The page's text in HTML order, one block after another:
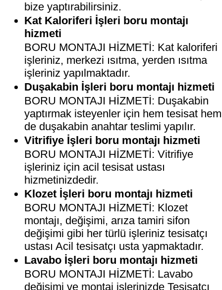
bize yaptırabilirsiniz.
Kat Kaloriferi İşleri boru montajı
hizmeti
BORU MONTAJI HİZMETİ: Kat kaloriferi
işleriniz, merkezi ısıtma, yerden ısıtma
işleriniz yapılmaktadır.
Duşakabin İşleri boru montajı hizmeti
BORU MONTAJI HİZMETİ: Duşakabin
yaptırmak isteyenler için hem tesisat hem
de duşakabin anahtar teslimi yapılır.
Vitrifiye İşleri boru montajı hizmeti
BORU MONTAJI HİZMETİ: Vitrifiye
işleriniz için acil tesisat ustası
hizmetinizdedir.
Klozet İşleri boru montajı hizmeti
BORU MONTAJI HİZMETİ: Klozet
montajı, değişimi, arıza tamiri sifon
değişimi gibi her türlü işleriniz tesisatçı
ustası Acil tesisatçı usta yapmaktadır.
Lavabo İşleri boru montajı hizmeti
BORU MONTAJI HİZMETİ: Lavabo
değişimi ve montaj işlerinizde Tesisatçı